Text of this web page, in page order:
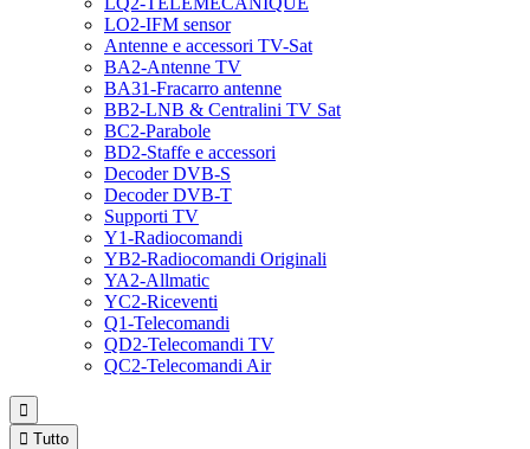
LO2-IFM sensor
Antenne e accessori TV-Sat
BA2-Antenne TV
BA31-Fracarro antenne
BB2-LNB & Centralini TV Sat
BC2-Parabole
BD2-Staffe e accessori
Decoder DVB-S
Decoder DVB-T
Supporti TV
Y1-Radiocomandi
YB2-Radiocomandi Originali
YA2-Allmatic
YC2-Riceventi
Q1-Telecomandi
QD2-Telecomandi TV
QC2-Telecomandi Air

 Tutto